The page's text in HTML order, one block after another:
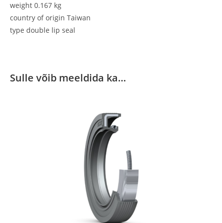
weight 0.167 kg
country of origin Taiwan
type double lip seal
Sulle võib meeldida ka…